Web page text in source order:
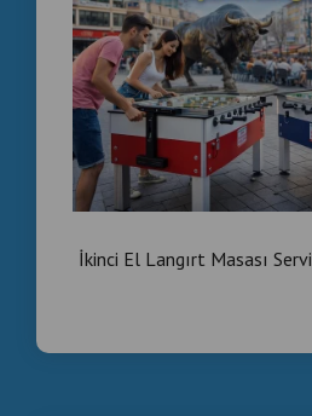
gövde yapısının
teknik servis
Teknik servis kontrolünden
daha uzun
Langırt Masası Hangi
barlar
İkinci El Langırt Masası